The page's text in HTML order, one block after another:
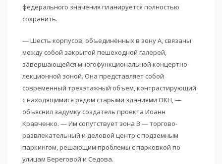
федерального значения планируется полностью
сохранить.
— Шесть корпусов, объединённых в зону А, связаны
между собой закрытой пешеходной галерей,
завершающейся многофункциональной концертно-
лекционной зоной. Она представляет собой
современный трехэтажный объем, контрастирующий
с находящимися рядом старыми зданиями ОКН, —
объяснил задумку создатель проекта Иоанн
Кравченко. — Им сопутствует зона В — торгово-
развлекательный и деловой центр с подземным
паркингом, решающим проблемы с парковкой по
улицам Береговой и Седова.